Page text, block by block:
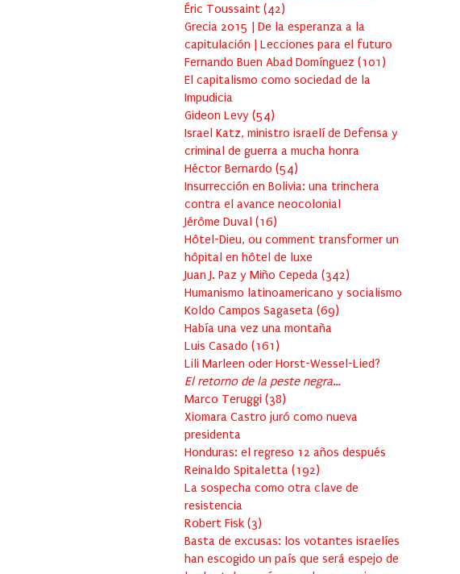
Éric Toussaint (42)
Grecia 2015 | De la esperanza a la
capitulación | Lecciones para el futuro
Fernando Buen Abad Domínguez (101 )
El capitalismo como sociedad de la
Impudicia
Gideon Levy (54)
Israel Katz, ministro israelí de Defensa y
criminal de guerra a mucha honra
Héctor Bernardo (54)
Insurrección en Bolivia: una trinchera
contra el avance neocolonial
Jérôme Duval (16)
Hôtel-Dieu, ou comment transformer un
hôpital en hôtel de luxe
Juan J. Paz y Miño Cepeda (342)
Humanismo latinoamericano y socialismo
Koldo Campos Sagaseta (69)
Había una vez una montaña
Luis Casado (161 )
Lili Marleen oder Horst-Wessel-Lied?
El retorno de la peste negra…
Marco Teruggi (38)
Xiomara Castro juró como nueva
presidenta
Honduras: el regreso 12 años después
Reinaldo Spitaletta (192)
La sospecha como otra clave de
resistencia
Robert Fisk (3)
Basta de excusas: los votantes israelíes
han escogido un país que será espejo de